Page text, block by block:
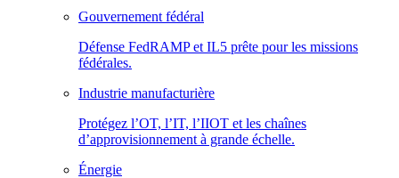
Gouvernement fédéral
Défense FedRAMP et IL5 prête pour les missions
fédérales.
Industrie manufacturière
Protégez l’OT, l’IT, l’IIOT et les chaînes
d’approvisionnement à grande échelle.
Énergie